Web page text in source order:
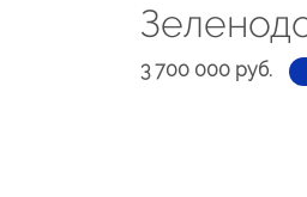
3 700 000 руб.